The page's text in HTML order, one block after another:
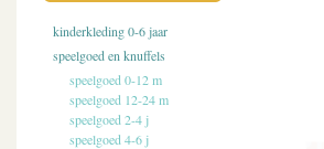
kinderkleding 0-6 jaar
speelgoed en knuffels
speelgoed 0-12 m
speelgoed 12-24 m
speelgoed 2-4 j
speelgoed 4-6 j